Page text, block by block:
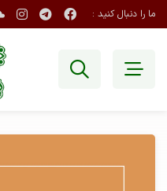
ما را دنبال کنید :